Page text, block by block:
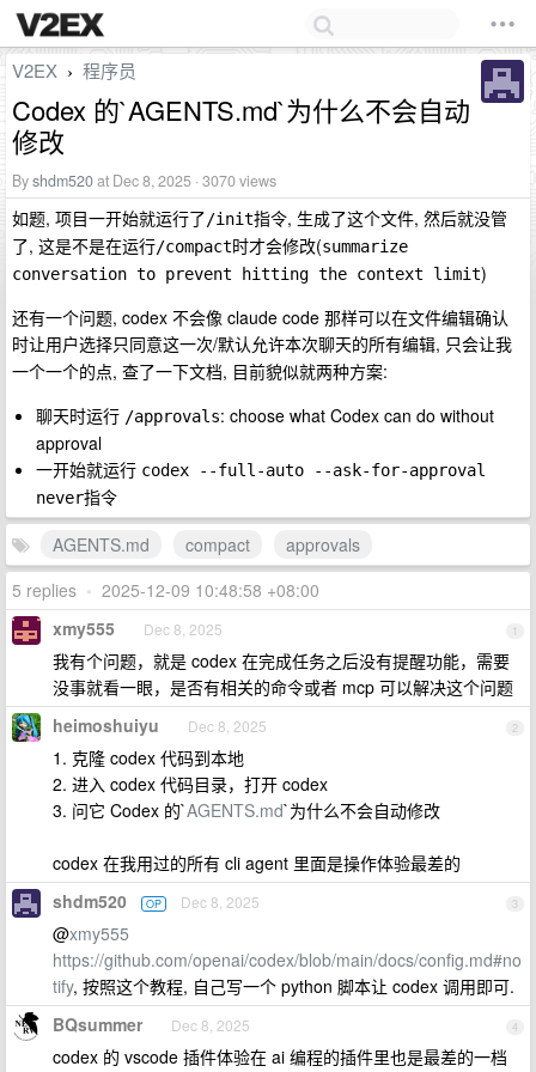
V2EX › 程序员
Codex 的`AGENTS.md`为什么不会自动
修改
Byshdm520at Dec 8, 2025 · 3070 views
如题, 项目一开始就运行了/init指令, 生成了这个文件, 然后就没管
了, 这是不是在运行/compact时才会修改(summarize
conversation to prevent hitting the context limit)
还有一个问题, codex 不会像 claude code 那样可以在文件编辑确认
时让用户选择只同意这一次/默认允许本次聊天的所有编辑, 只会让我
一个一个的点, 查了一下文档, 目前貌似就两种方案:
聊天时运行 /approvals: choose what Codex can do without
approval
一开始就运行 codex --full-auto --ask-for-approval
never指令
AGENTS.md
compact
approvals
5 replies • 2025-12-09 10:48:58 +08:00
1
xmy555 Dec 8, 2025
我有个问题，就是 codex 在完成任务之后没有提醒功能，需要
没事就看一眼，是否有相关的命令或者 mcp 可以解决这个问题
2
heimoshuiyu Dec 8, 2025
1. 克隆 codex 代码到本地
2. 进入 codex 代码目录，打开 codex
3. 问它 Codex 的`AGENTS.md`为什么不会自动修改
codex 在我用过的所有 cli agent 里面是操作体验最差的
3
shdm520 OP Dec 8, 2025
@xmy555
https://github.com/openai/codex/blob/main/docs/config.md#no
tify, 按照这个教程, 自己写一个 python 脚本让 codex 调用即可.
4
BQsummer Dec 8, 2025
codex 的 vscode 插件体验在 ai 编程的插件里也是最差的一档